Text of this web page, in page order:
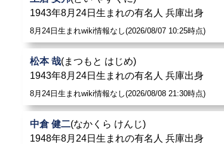
1943年8月24日生まれの有名人 兵庫出身
8月24日生まれwiki情報なし(2026/08/07 10:25時点)
松本 哉(まつもと はじめ)
1943年8月24日生まれの有名人 兵庫出身
8月24日生まれwiki情報なし(2026/08/08 21:30時点)
中倉 健二(なかくら けんじ)
1948年8月24日生まれの有名人 兵庫出身